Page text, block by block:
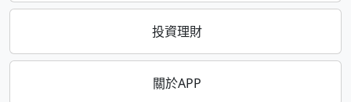
投資理財
關於APP